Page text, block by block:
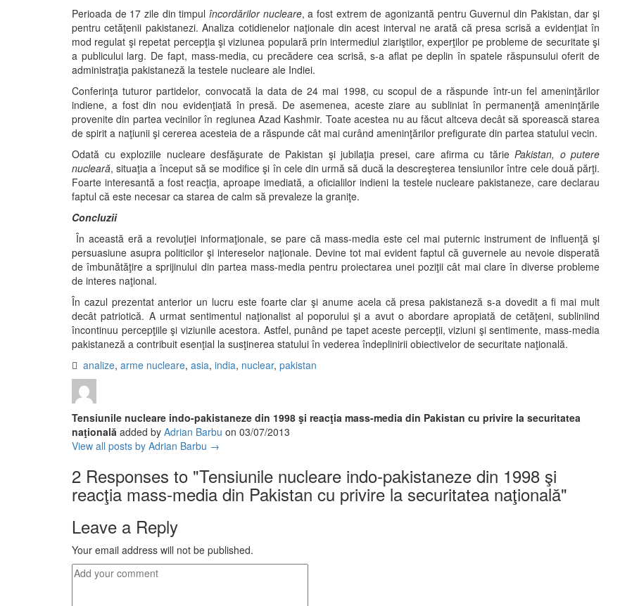
Perioada de 17 zile din timpul încordărilor nucleare, a fost extrem de agonizantă pentru Guvernul din Pakistan, dar şi
pentru cetăţenii pakistanezi. Analiza cotidienelor naţionale din acest interval ne arată că presa scrisă a evidenţiat în
mod regulat şi repetat percepţia şi viziunea populară prin intermediul ziariştilor, experţilor pe probleme de securitate şi
a publicului larg. De fapt, mass-media, cu precădere cea scrisă, s-a aflat pe deplin în spatele răspunsului oferit de
administraţia pakistaneză la testele nucleare ale Indiei.
Conferinţa tuturor partidelor, convocată la data de 24 mai 1998, cu scopul de a răspunde într-un fel ameninţărilor
indiene, a fost din nou evidenţiată în presă. De asemenea, aceste ziare au subliniat în permanenţă ameninţările
provenite din partea vecinilor în regiunea Azad Kashmir. Toate acestea nu au făcut altceva decât să sporească starea
de spirit a naţiunii şi cererea acesteia de a răspunde cât mai curând ameninţărilor prefigurate din partea statului vecin.
Odată cu exploziile nucleare desfăşurate de Pakistan şi jubilaţia presei, care afirma cu tărie Pakistan, o putere
nucleară, situaţia a început să se modifice şi în cele din urmă să ducă la descreşterea tensiunilor între cele două părţi.
Foarte interesantă a fost reacţia, aproape imediată, a oficialilor indieni la testele nucleare pakistaneze, care declarau
faptul că este necesar ca starea de calm să prevaleze la graniţe.
Concluzii
În această eră a revoluţiei informaţionale, se pare că mass-media este cel mai puternic instrument de influenţă şi
persuasiune asupra politicilor şi intereselor naţionale. Devine tot mai evident faptul că guvernele au nevoie disperată
de îmbunătăţire a sprijinului din partea mass-media pentru proiectarea unei poziţii cât mai clare în diverse probleme
de interes naţional.
În cazul prezentat anterior un lucru este foarte clar şi anume acela că presa pakistaneză s-a dovedit a fi mai mult
decât patriotică. A urmat sentimentul naţionalist al poporului şi a avut o abordare apropiată de cetăţeni, subliniind
încontinuu percepţiile şi viziunile acestora. Astfel, punând pe tapet aceste percepţii, viziuni şi sentimente, mass-media
pakistaneză a contribuit esenţial la susţinerea statului în vederea îndeplinirii obiectivelor de securitate naţională.
analize, arme nucleare, asia, india, nuclear, pakistan
Tensiunile nucleare indo-pakistaneze din 1998 şi reacţia mass-media din Pakistan cu privire la securitatea
naţională added by Adrian Barbu on 03/07/2013
View all posts by Adrian Barbu →
2 Responses to "Tensiunile nucleare indo-pakistaneze din 1998 şi
reacţia mass-media din Pakistan cu privire la securitatea naţională"
Leave a Reply
Your email address will not be published.